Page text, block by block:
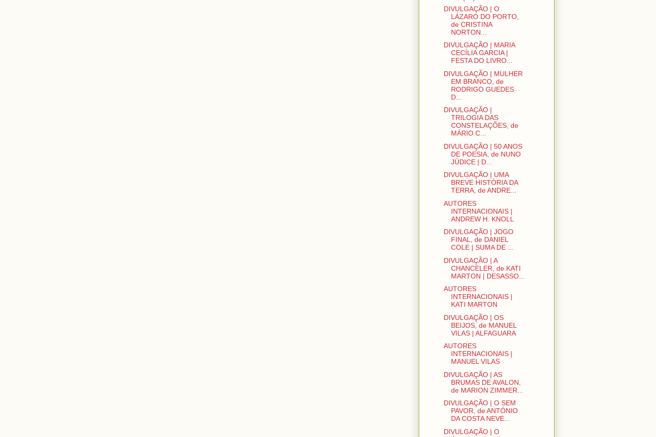
DIVULGAÇÃO | O
LÁZARO DO PORTO,
de CRISTINA
NORTON...
DIVULGAÇÃO | MARIA
CECÍLIA GARCIA |
FESTA DO LIVRO...
DIVULGAÇÃO | MULHER
EM BRANCO, de
RODRIGO GUEDES
D...
DIVULGAÇÃO |
TRILOGIA DAS
CONSTELAÇÕES, de
MÁRIO C...
DIVULGAÇÃO | 50 ANOS
DE POESIA, de NUNO
JÚDICE | D...
DIVULGAÇÃO | UMA
BREVE HISTÓRIA DA
TERRA, de ANDRE...
AUTORES
INTERNACIONAIS |
ANDREW H. KNOLL
DIVULGAÇÃO | JOGO
FINAL, de DANIEL
COLE | SUMA DE ...
DIVULGAÇÃO | A
CHANCELER, de KATI
MARTON | DESASSO...
AUTORES
INTERNACIONAIS |
KATI MARTON
DIVULGAÇÃO | OS
BEIJOS, de MANUEL
VILAS | ALFAGUARA
AUTORES
INTERNACIONAIS |
MANUEL VILAS
DIVULGAÇÃO | AS
BRUMAS DE AVALON,
de MARION ZIMMER...
DIVULGAÇÃO | O SEM
PAVOR, de ANTÓNIO
DA COSTA NEVE...
DIVULGAÇÃO | O